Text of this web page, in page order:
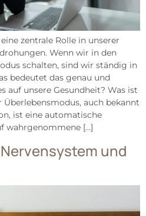
zentrale Rolle in unserer
Wenn wir in den
schalten, sind wir ständig in
bedeutet das genau und
auf unsere Gesundheit? Was ist
auch bekannt
ist eine automatische
wahrgenommene […]
und